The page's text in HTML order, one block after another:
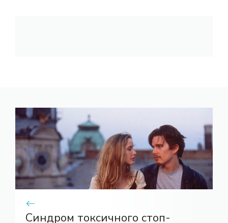
Синдром токсичного стоп-